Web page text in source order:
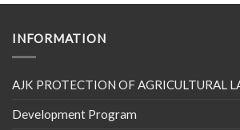
INFORMATION
AJK PROTECTION OF AGRICULTURAL
Development Program